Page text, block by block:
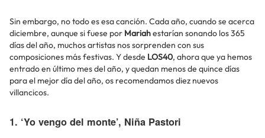
Sin embargo, no todo es esa canción. Cada año, cuando se acerca
diciembre, aunque si fuese por Mariahestarían sonando los 365
días del año, muchos artistas nos sorprenden con sus
composiciones más festivas. Y desde LOS40, ahora que ya hemos
entrado en último mes del año, y quedan menos de quince días
para el mejor día del año, os recomendamos diez nuevos
villancicos.
1. ‘Yo vengo del monte’, Niña Pastori